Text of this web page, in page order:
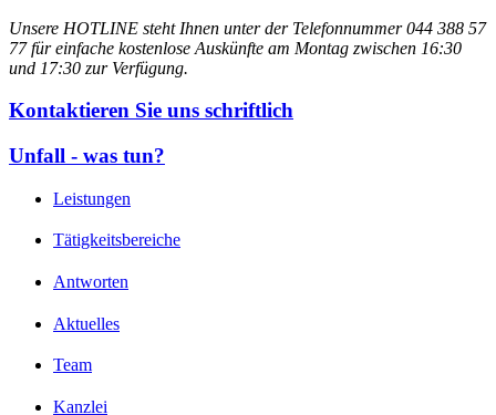
Unsere HOTLINE steht Ihnen unter der Telefonnummer 044 388 57
77 für einfache kostenlose Auskünfte am Montag zwischen 16:30
und 17:30 zur Verfügung.
Kontaktieren Sie uns schriftlich
Unfall - was tun?
Leistungen
Tätigkeitsbereiche
Antworten
Aktuelles
Team
Kanzlei